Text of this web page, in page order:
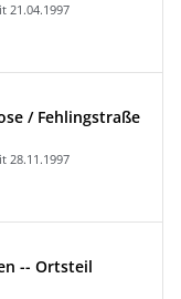
21.04.1997
/ Fehlingstraße
28.11.1997
-- Ortsteil